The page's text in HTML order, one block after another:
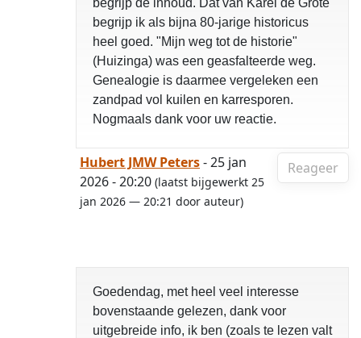
begrijp de inhoud. Dat van Karel de Grote
begrijp ik als bijna 80-jarige historicus
heel goed. "Mijn weg tot de historie"
(Huizinga) was een geasfalteerde weg.
Genealogie is daarmee vergeleken een
zandpad vol kuilen en karresporen.
Nogmaals dank voor uw reactie.
Reageer
Hubert JMW Peters- 25 jan
2026 - 20:20 (laatst bijgewerkt 25
jan 2026 — 20:21 door auteur)
Goedendag, met heel veel interesse
bovenstaande gelezen, dank voor
uitgebreide info, ik ben (zoals te lezen valt